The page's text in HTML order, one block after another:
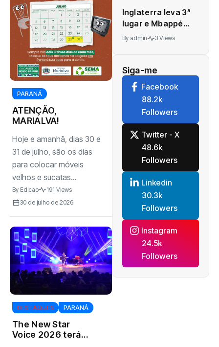
PARANÁ
ATENÇÃO,
MARIALVA!
Hoje e amanhã, dias 30 e
31 de julho, são os dias
para colocar móveis
velhos e sucatas...
By Edicao
191 Views
30 de julho de 2026
DESTAQUES PARANÁ
The New Star
Voice 2026 terá
resultados
dos sorteios
desta
Inglaterra leva 3ª
lugar e Mbappé
vira maior
By admin 3 Views
Siga-me
Facebook
88.2k
Followers
Twitter - X
48.6k
Followers
Linkedin
30.3k
Followers
Instagram
24.5k
Followers